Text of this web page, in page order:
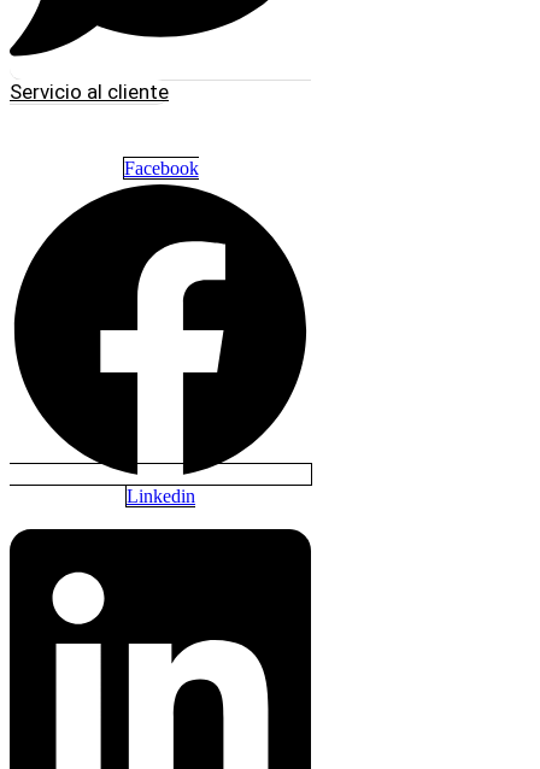
Servicio al cliente
Facebook
Linkedin